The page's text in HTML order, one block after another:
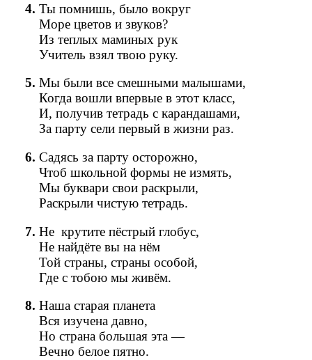
Ты помнишь, было вокруг
Море цветов и звуков?
Из теплых маминых рук
Учитель взял твою руку.
Мы были все смешными малышами,
Когда вошли впервые в этот класс,
И, получив тетрадь с карандашами,
За парту сели первый в жизни раз.
Садясь за парту осторожно,
Чтоб школьной формы не измять,
Мы буквари свои раскрыли,
Раскрыли чистую тетрадь.
Не крутите пёстрый глобус,
Не найдёте вы на нём
Той страны, страны особой,
Где с тобою мы живём.
Наша старая планета
Вся изучена давно,
Но страна большая эта —
Вечно белое пятно.